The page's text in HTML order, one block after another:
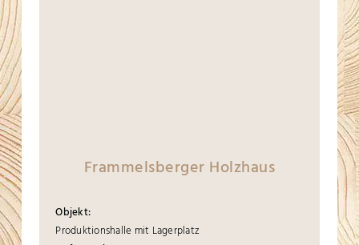
Frammelsberger Holzhaus
Objekt:
Produktionshalle mit Lagerplatz